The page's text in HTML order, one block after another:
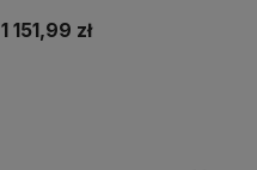
pod mysz XXL, ULTRADESK
1 151,99 zł